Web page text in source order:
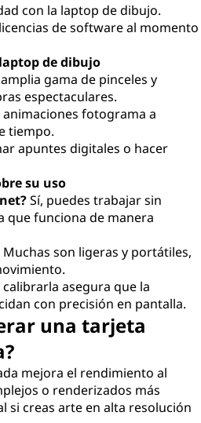
con la laptop de dibujo.
de software al momento
de dibujo
gama de pinceles y
espectaculares.
animaciones fotograma a
tiempo.
apuntes digitales o hacer
su uso
Sí, puedes trabajar sin
que funciona de manera
Muchas son ligeras y portátiles,
calibrarla asegura que la
con precisión en pantalla.
una tarjeta
mejora el rendimiento al
o renderizados más
si creas arte en alta resolución